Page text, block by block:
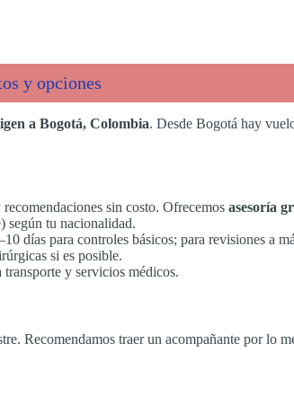
y opciones
a Bogotá, Colombia. Desde Bogotá hay
sin costo. Ofrecemos asesoría
según tu nacionalidad.
días para controles básicos; para revisiones a
si es posible.
transporte y servicios médicos.
Recomendamos traer un acompañante por lo